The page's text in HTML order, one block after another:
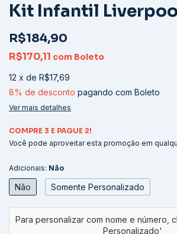
Kit Infantil
R$184,90
R$170,11 com Boleto
12 x de R$17,69
8% de desconto pagando com Boleto
Ver mais detalhes
COMPRE 3 E PAGUE 2!
Você pode aproveitar esta promoção em
Adicionais: Não
Não Somente Personalizado